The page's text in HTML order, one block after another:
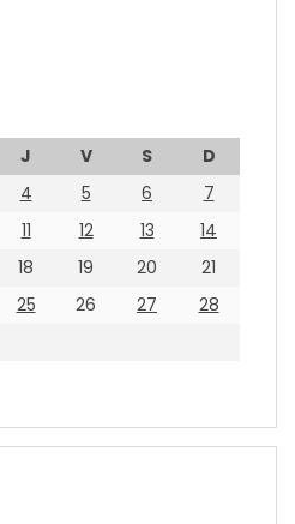
J V S
D
4 5 6
7
11 12 13
14
18 19 20
21
25 26 27
28